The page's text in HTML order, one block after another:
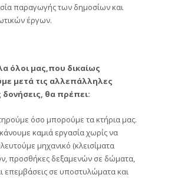
παραγωγής των δημοσίων και
έργων.
όλοι μας,που δικαίως
μετά τις αλλεπάλληλες
δονήσεις, θα πρέπει:
όσο μπορούμε τα κτήρια μας.
καμιά εργασία χωρίς να
μηχανικό (κλεισίματα
προσθήκες δεξαμενών σε δώματα,
επεμβάσεις σε υποστυλώματα και